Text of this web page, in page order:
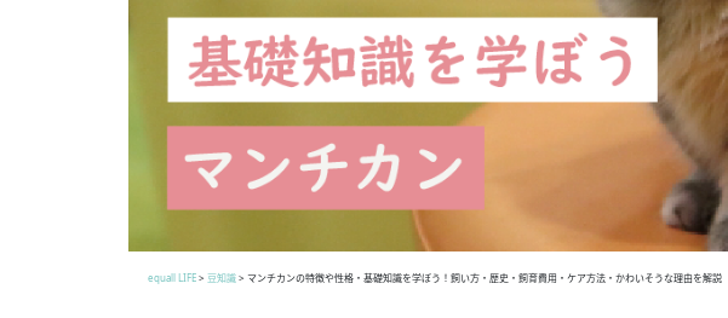
equall LIFE> 豆知識> マンチカンの特徴や性格・基礎知識を学ぼう！飼い方・歴史・飼育費用・ケア方法・かわいそうな理由を解説